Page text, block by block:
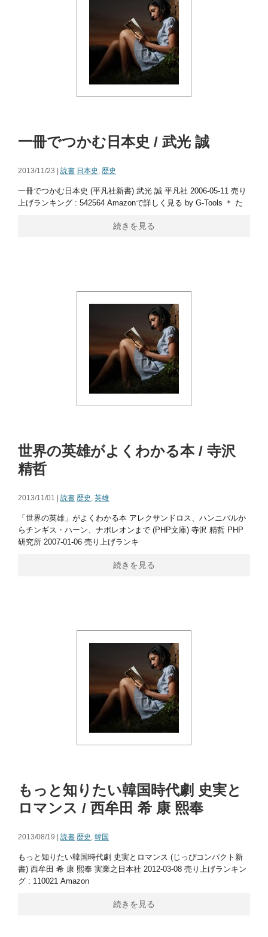
一冊でつかむ日本史 / 武光 誠
2013/11/23 | 読書 日本史 , 歴史
一冊でつかむ日本史 (平凡社新書) 武光 誠 平凡社 2006-05-11 売り
上げランキング : 542564 Amazonで詳しく見る by G-Tools ＊ た
続きを見る
世界の英雄がよくわかる本 / 寺沢
精哲
2013/11/01 | 読書 歴史 , 英雄
「世界の英雄」がよくわかる本 アレクサンドロス、ハンニバルか
らチンギス・ハーン、ナポレオンまで (PHP文庫) 寺沢 精哲 PHP
研究所 2007-01-06 売り上げランキ
続きを見る
もっと知りたい韓国時代劇 史実と
ロマンス / 西牟田 希 康 熙奉
2013/08/19 | 読書 歴史 , 韓国
もっと知りたい韓国時代劇 史実とロマンス (じっぴコンパクト新
書) 西牟田 希 康 熙奉 実業之日本社 2012-03-08 売り上げランキン
グ : 110021 Amazon
続きを見る